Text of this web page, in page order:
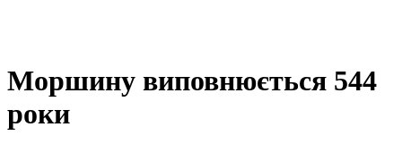
Моршину виповнюється 544
роки